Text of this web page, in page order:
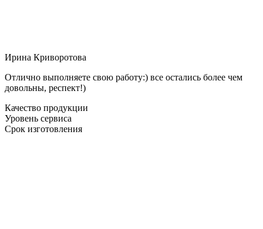
Ирина Криворотова
Отлично выполняете свою работу:) все остались более чем
довольны, респект!)
Качество продукции
Уровень сервиса
Срок изготовления